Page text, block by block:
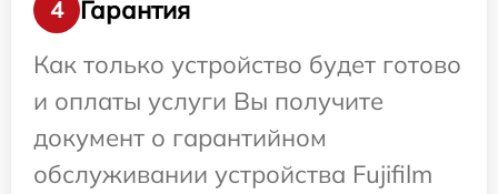
4
Гарантия
Как только устройство будет готово
и оплаты услуги Вы получите
документ о гарантийном
обслуживании устройства Fujifilm